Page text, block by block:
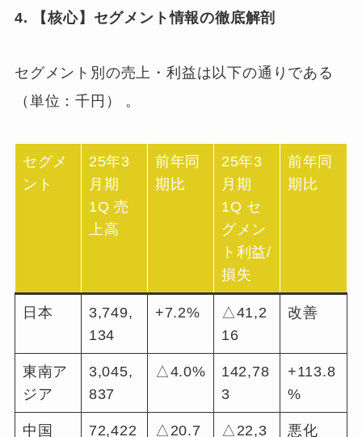
4. 【核心】セグメント情報の徹底解剖
セグメント別の売上・利益は以下の通りである
（単位：千円） 。
セグメ
ント
25年3
月期
1Q 売
上高
前年同
期比
25年3
月期
1Q セ
グメン
ト利益/
損失
前年同
期比
日本
3,749,
134
+7.2%
△41,2
16
改善
東南ア
ジア
3,045,
837
△4.0%
142,78
3
+113.8
%
中国 72,422
△20.7
△22,3
悪化